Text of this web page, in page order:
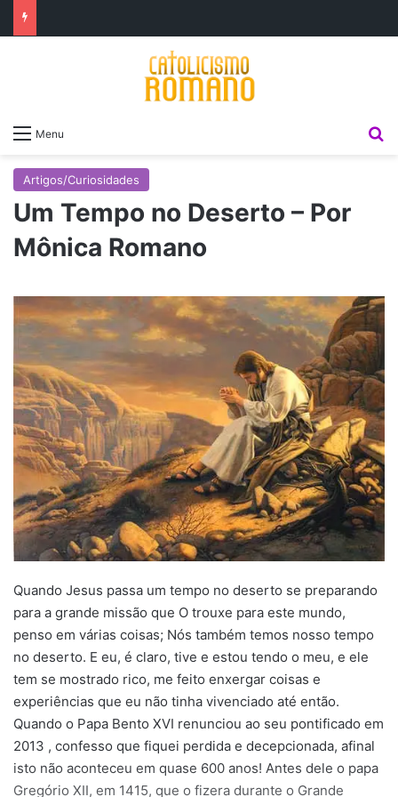
Menu
Artigos/Curiosidades
Um Tempo no Deserto – Por
Mônica Romano
Quando Jesus passa um tempo no deserto se preparando
para a grande missão que O trouxe para este mundo,
penso em várias coisas; Nós também temos nosso tempo
no deserto. E eu, é claro, tive e estou tendo o meu, e ele
tem se mostrado rico, me feito enxergar coisas e
experiências que eu não tinha vivenciado até então.
Quando o Papa Bento XVI renunciou ao seu pontificado em
2013 , confesso que fiquei perdida e decepcionada, afinal
isto não aconteceu em quase 600 anos! Antes dele o papa
Gregório XII, em 1415, que o fizera durante o Grande